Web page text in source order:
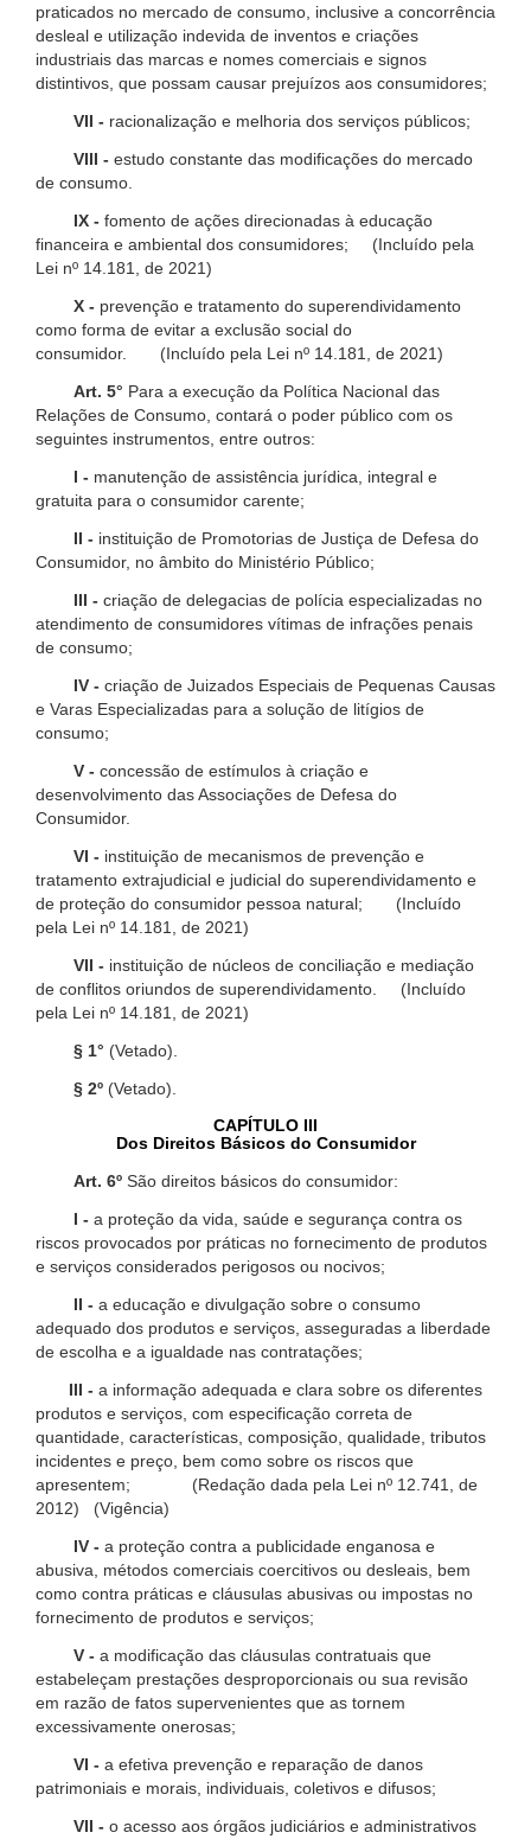
praticados no mercado de consumo, inclusive a concorrência
desleal e utilização indevida de inventos e criações
industriais das marcas e nomes comerciais e signos
distintivos, que possam causar prejuízos aos consumidores;
VII - racionalização e melhoria dos serviços públicos;
VIII - estudo constante das modificações do mercado
de consumo.
IX - fomento de ações direcionadas à educação
financeira e ambiental dos consumidores; (Incluído pela
Lei nº 14.181, de 2021)
X - prevenção e tratamento do superendividamento
como forma de evitar a exclusão social do
consumidor. (Incluído pela Lei nº 14.181, de 2021)
Art. 5° Para a execução da Política Nacional das
Relações de Consumo, contará o poder público com os
seguintes instrumentos, entre outros:
I - manutenção de assistência jurídica, integral e
gratuita para o consumidor carente;
II - instituição de Promotorias de Justiça de Defesa do
Consumidor, no âmbito do Ministério Público;
III - criação de delegacias de polícia especializadas no
atendimento de consumidores vítimas de infrações penais
de consumo;
IV - criação de Juizados Especiais de Pequenas Causas
e Varas Especializadas para a solução de litígios de
consumo;
V - concessão de estímulos à criação e
desenvolvimento das Associações de Defesa do
Consumidor.
VI - instituição de mecanismos de prevenção e
tratamento extrajudicial e judicial do superendividamento e
de proteção do consumidor pessoa natural; (Incluído
pela Lei nº 14.181, de 2021)
VII - instituição de núcleos de conciliação e mediação
de conflitos oriundos de superendividamento. (Incluído
pela Lei nº 14.181, de 2021)
§ 1° (Vetado).
§ 2º (Vetado).
CAPÍTULO III
Dos Direitos Básicos do Consumidor
Art. 6º São direitos básicos do consumidor:
I - a proteção da vida, saúde e segurança contra os
riscos provocados por práticas no fornecimento de produtos
e serviços considerados perigosos ou nocivos;
II - a educação e divulgação sobre o consumo
adequado dos produtos e serviços, asseguradas a liberdade
de escolha e a igualdade nas contratações;
III - a informação adequada e clara sobre os diferentes
produtos e serviços, com especificação correta de
quantidade, características, composição, qualidade, tributos
incidentes e preço, bem como sobre os riscos que
apresentem; (Redação dada pela Lei nº 12.741, de
2012) (Vigência)
IV - a proteção contra a publicidade enganosa e
abusiva, métodos comerciais coercitivos ou desleais, bem
como contra práticas e cláusulas abusivas ou impostas no
fornecimento de produtos e serviços;
V - a modificação das cláusulas contratuais que
estabeleçam prestações desproporcionais ou sua revisão
em razão de fatos supervenientes que as tornem
excessivamente onerosas;
VI - a efetiva prevenção e reparação de danos
patrimoniais e morais, individuais, coletivos e difusos;
VII - o acesso aos órgãos judiciários e administrativos